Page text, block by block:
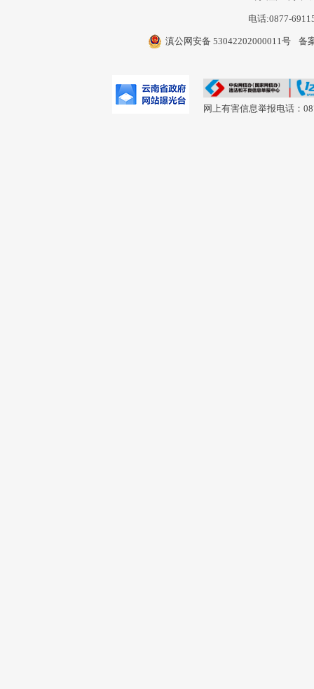
电话:0877-
滇公网安备 53042202000011号 备
网上有害信息举报电话：